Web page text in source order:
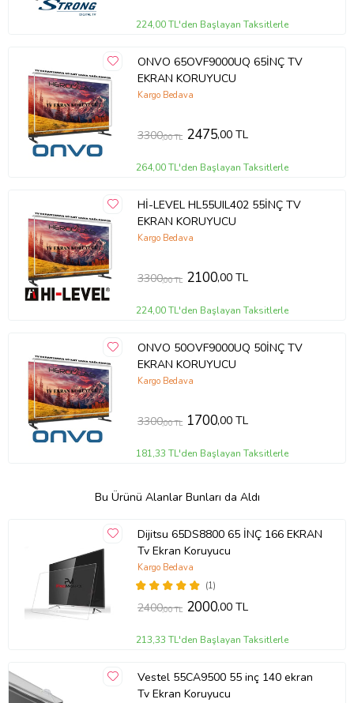
224,00 TL'den Başlayan Taksitlerle
ONVO 65OVF9000UQ 65İNÇ TV
EKRAN KORUYUCU
Kargo Bedava
3300,00 TL 2475,00 TL
264,00 TL'den Başlayan Taksitlerle
Hİ-LEVEL HL55UIL402 55İNÇ TV
EKRAN KORUYUCU
Kargo Bedava
3300,00 TL 2100,00 TL
224,00 TL'den Başlayan Taksitlerle
ONVO 50OVF9000UQ 50İNÇ TV
EKRAN KORUYUCU
Kargo Bedava
3300,00 TL 1700,00 TL
181,33 TL'den Başlayan Taksitlerle
Bu Ürünü Alanlar Bunları da Aldı
Dijitsu 65DS8800 65 İNÇ 166 EKRAN
Tv Ekran Koruyucu
(1)
Kargo Bedava
2400,00 TL 2000,00 TL
213,33 TL'den Başlayan Taksitlerle
Vestel 55CA9500 55 inç 140 ekran
Tv Ekran Koruyucu